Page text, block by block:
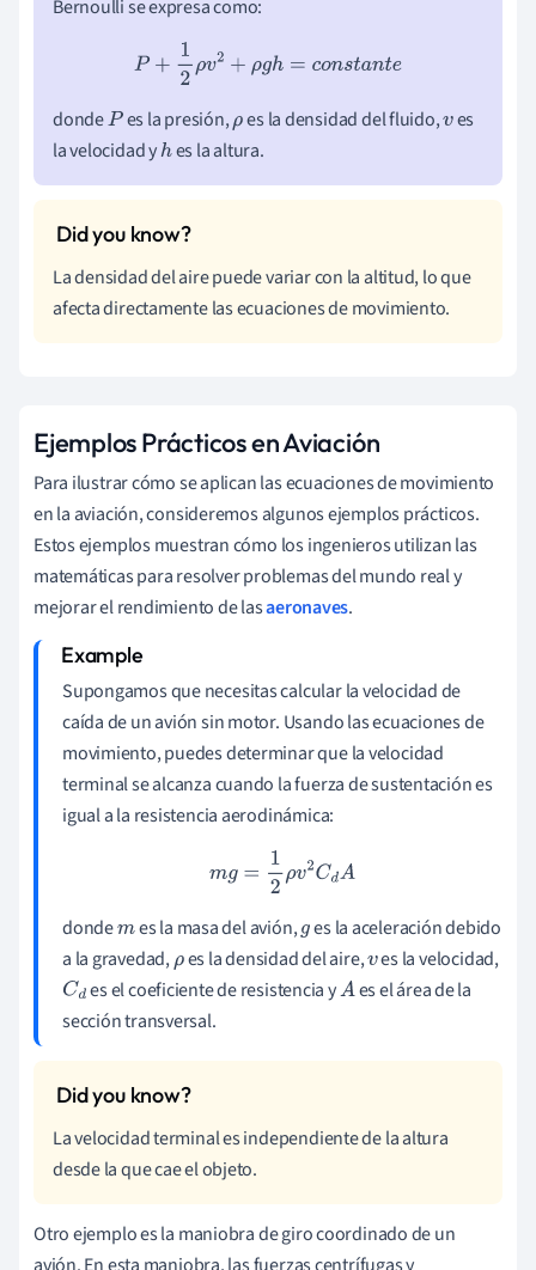
Bernoulli se expresa como:
P+12ρv 2+ ρgh= co nstante
dondeP es la presión,ρes la densidad del fluido,ves
la velocidad yhes la altura.
La densidad del aire puede variar con la altitud, lo que
afecta directamente las ecuaciones de movimiento.
Ejemplos Prácticos en Aviación
Para ilustrar cómo se aplican las ecuaciones de movimiento
en la aviación, consideremos algunos ejemplos prácticos.
Estos ejemplos muestran cómo los ingenieros utilizan las
matemáticas para resolver problemas del mundo real y
mejorar el rendimiento de lasaeronaves.
Supongamos que necesitas calcular la velocidad de
caída de un avión sin motor. Usando las ecuaciones de
movimiento, puedes determinar que la velocidad
terminal se alcanza cuando la fuerza de sustentación es
igual a la resistencia aerodinámica:
m g= 12ρv2CdA
dondem es la masa del avión,ges la aceleración debido
a la gravedad,ρes la densidad del aire,ves la velocidad,
Cd es el coeficiente de resistencia yA es el área de la
sección transversal.
La velocidad terminal es independiente de la altura
desde la que cae el objeto.
Otro ejemplo es la maniobra de giro coordinado de un